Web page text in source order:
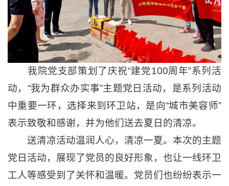
我院党支部策划了庆祝“建党100周年”系列活
动，“我为群众办实事”主题党日活动，是系列活动
中重要一环，选择来到环卫站，是向“城市美容师”
表示致敬和感谢，并为他们送去夏日的清凉。
送清凉活动温润人心，清凉一夏。本次的主题
党日活动，展现了党员的良好形象，也让一线环卫
工人等感受到了关怀和温暖。党员们也纷纷表示一